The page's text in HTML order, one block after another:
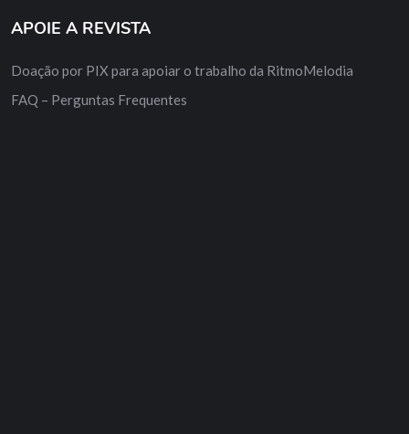
APOIE A REVISTA
Doação por PIX para apoiar o trabalho da RitmoMelodia
FAQ – Perguntas Frequentes